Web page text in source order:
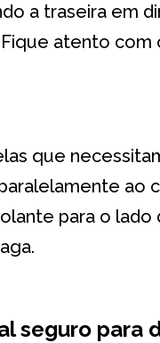
a traseira em
atento
que
ao
para o
seguro para